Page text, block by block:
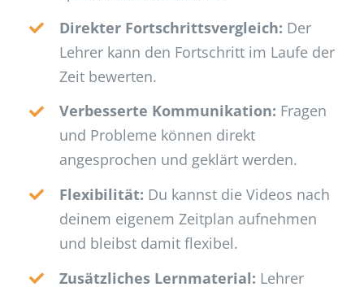
Direkter Fortschrittsvergleich: Der
Lehrer kann den Fortschritt im Laufe der
Zeit bewerten.
Verbesserte Kommunikation: Fragen
und Probleme können direkt
angesprochen und geklärt werden.
Flexibilität: Du kannst die Videos nach
deinem eigenem Zeitplan aufnehmen
und bleibst damit flexibel.
Zusätzliches Lernmaterial: Lehrer